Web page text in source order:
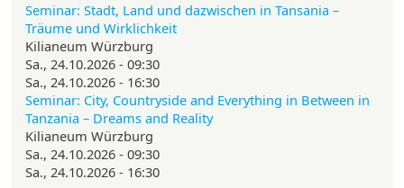
Seminar: Stadt, Land und dazwischen in Tansania –
Träume und Wirklichkeit
Kilianeum Würzburg
Sa., 24.10.2026 - 09:30
Sa., 24.10.2026 - 16:30
Seminar: City, Countryside and Everything in Between in
Tanzania – Dreams and Reality
Kilianeum Würzburg
Sa., 24.10.2026 - 09:30
Sa., 24.10.2026 - 16:30